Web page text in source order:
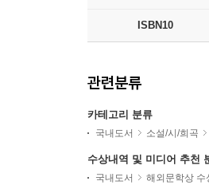
ISBN10
관련분류
카테고리 분류
국내도서 소설/시/희곡
수상내역 및 미디어 추천
국내도서 해외문학상 수